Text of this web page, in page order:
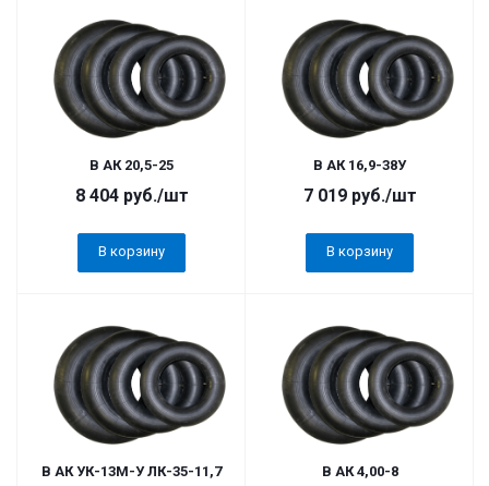
В АК 20,5-25
8 404руб./шт
В корзину
В АК 16,9-38У
7 019руб./шт
В корзину
В АК УК-13М-У ЛК-35-11,7 В АК 4,00-8